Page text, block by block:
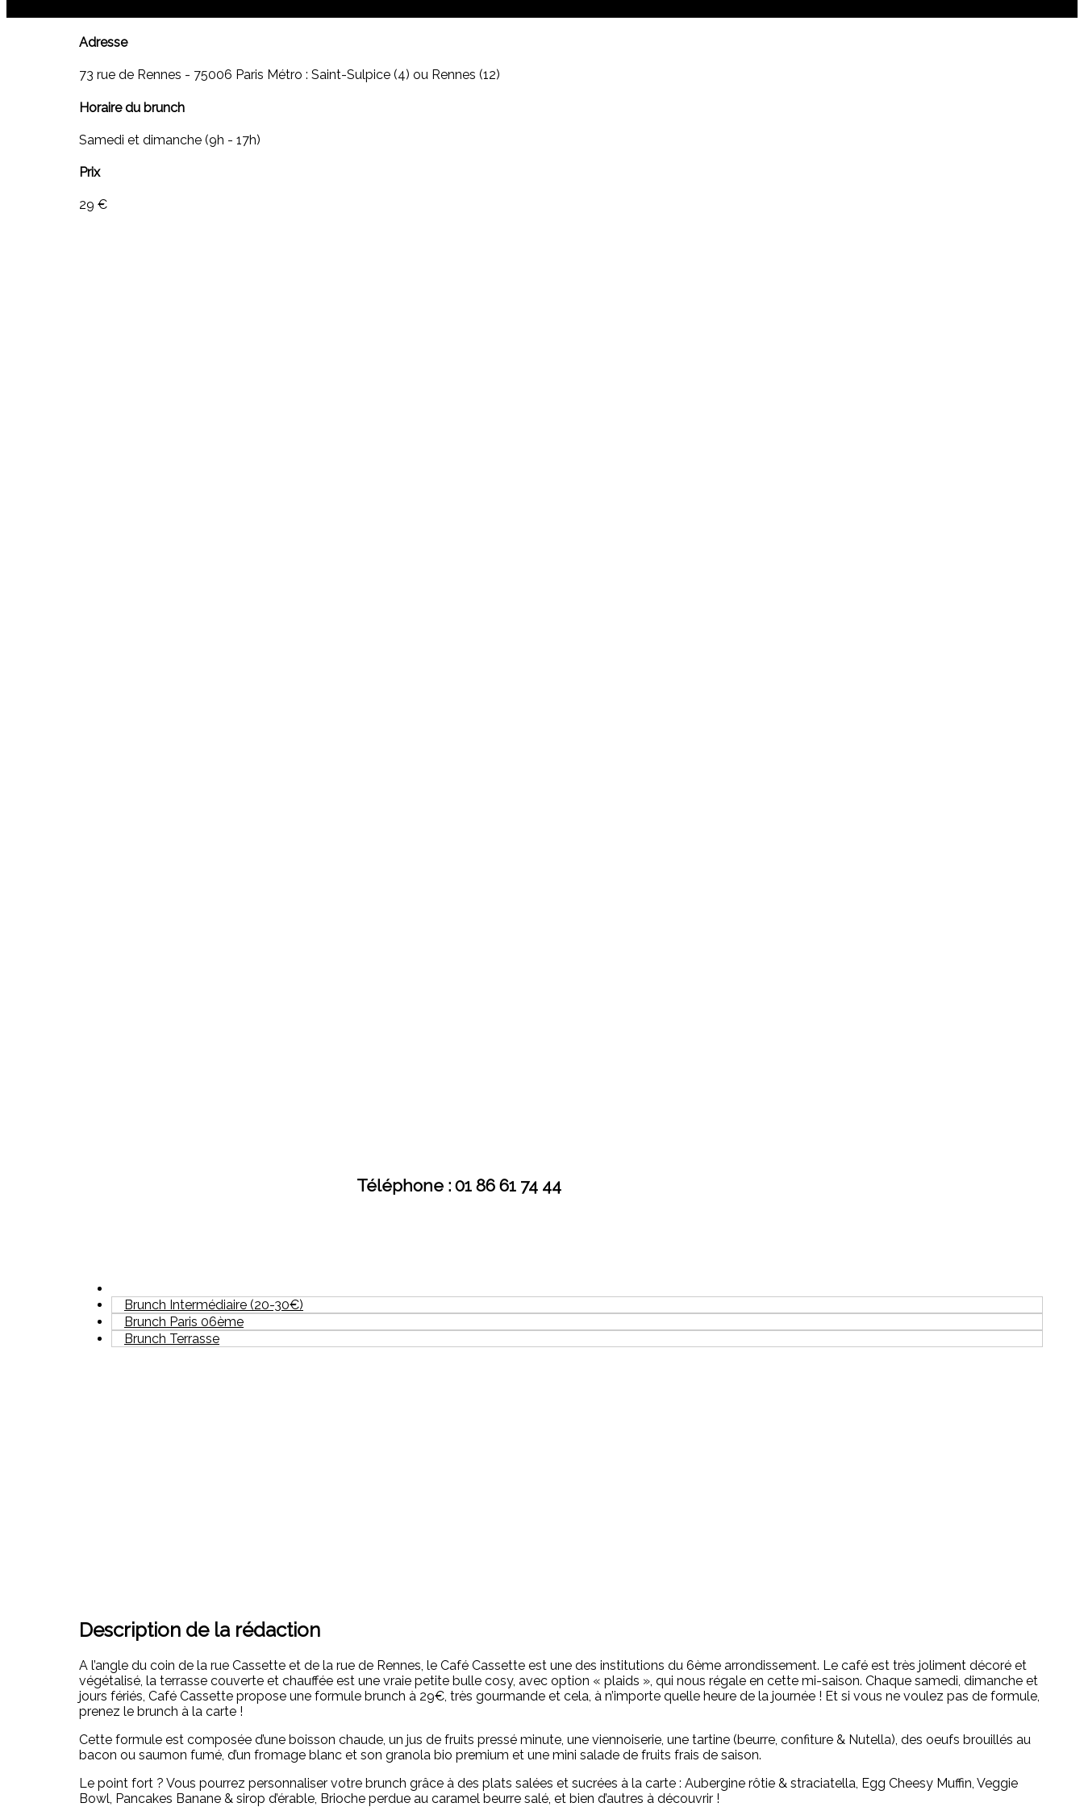
Adresse
73 rue de Rennes - 75006 Paris Métro : Saint-Sulpice (4) ou Rennes (12)
Horaire du brunch
Samedi et dimanche (9h - 17h)
Prix
29 €
Téléphone : 01 86 61 74 44
Brunch Intermédiaire (20-30€)
Brunch Paris 06ème
Brunch Terrasse
Description de la rédaction
A l’angle du coin de la rue Cassette et de la rue de Rennes, le Café Cassette est une des institutions du 6ème arrondissement. Le café est très joliment décoré et
végétalisé, la terrasse couverte et chauffée est une vraie petite bulle cosy, avec option « plaids », qui nous régale en cette mi-saison. Chaque samedi, dimanche et
jours fériés, Café Cassette propose une formule brunch à 29€, très gourmande et cela, à n’importe quelle heure de la journée ! Et si vous ne voulez pas de formule,
prenez le brunch à la carte !
Cette formule est composée d’une boisson chaude, un jus de fruits pressé minute, une viennoiserie, une tartine (beurre, confiture & Nutella), des oeufs brouillés au
bacon ou saumon fumé, d’un fromage blanc et son granola bio premium et une mini salade de fruits frais de saison.
Le point fort ? Vous pourrez personnaliser votre brunch grâce à des plats salées et sucrées à la carte : Aubergine rôtie & straciatella, Egg Cheesy Muffin, Veggie
Bowl, Pancakes Banane & sirop d’érable, Brioche perdue au caramel beurre salé, et bien d’autres à découvrir !